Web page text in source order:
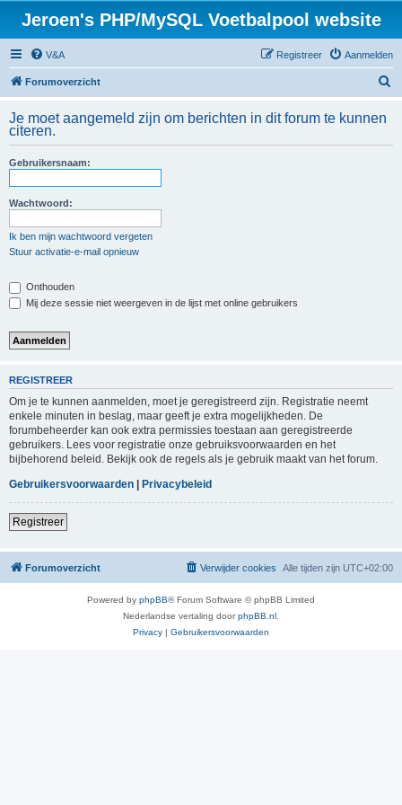
Jeroen's PHP/MySQL Voetbalpool website
V&A Aanmelden
Registreer
Forumoverzicht
k
Je moet aangemeld zijn om berichten in dit forum te kunnen
citeren.
Gebruikersnaam:
Wachtwoord:
Ik ben mijn wachtwoord vergeten
Stuur activatie-e-mail opnieuw
Onthouden
Mij deze sessie niet weergeven in de lijst met online gebruikers
REGISTREER
Om je te kunnen aanmelden, moet je geregistreerd zijn. Registratie neemt
enkele minuten in beslag, maar geeft je extra mogelijkheden. De
forumbeheerder kan ook extra permissies toestaan aan geregistreerde
gebruikers. Lees voor registratie onze gebruiksvoorwaarden en het
bijbehorend beleid. Bekijk ook de regels als je gebruik maakt van het forum.
Gebruikersvoorwaarden | Privacybeleid
Registreer
Forumoverzicht Alle tijden zijn UTC+02:00
Verwijder cookies
Powered by phpBB® Forum Software © phpBB Limited
Nederlandse vertaling doorphpBB.nl
Privacy | Gebruikersvoorwaarden